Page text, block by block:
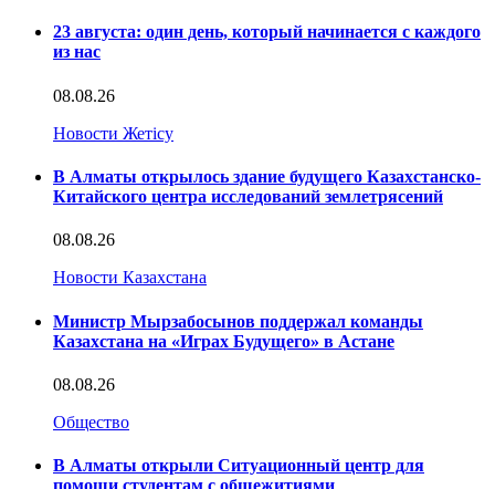
23 августа: один день, который начинается с каждого
из нас
08.08.26
Новости Жетісу
В Алматы открылось здание будущего Казахстанско-
Китайского центра исследований землетрясений
08.08.26
Новости Казахстана
Министр Мырзабосынов поддержал команды
Казахстана на «Играх Будущего» в Астане
08.08.26
Общество
В Алматы открыли Ситуационный центр для
помощи студентам с общежитиями